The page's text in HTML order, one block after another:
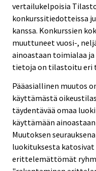
vertailukelpoisia
konkurssitiedotteissa
kanssa. Konkurssien
muuttuneet vuosi-,
ainoastaan toimialaa
tietoja on tilastoitu eri
Pääasiallinen muutos
käyttämästä
täydentävää omaa
käyttämään
Muutoksen
luokituksesta
erittelemättömät